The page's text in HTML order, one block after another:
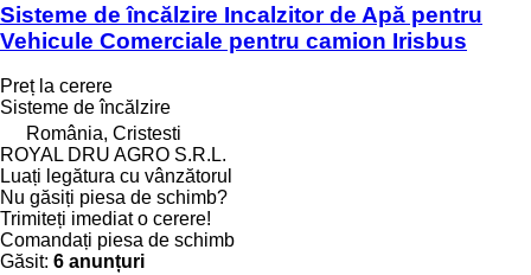
Sisteme de încălzire Incalzitor de Apă pentru
Vehicule Comerciale pentru camion Irisbus
Preț la cerere
Sisteme de încălzire
România, Cristesti
ROYAL DRU AGRO S.R.L.
Luați legătura cu vânzătorul
Nu găsiți piesa de schimb?
Trimiteți imediat o cerere!
Comandați piesa de schimb
Găsit: 6 anunțuri